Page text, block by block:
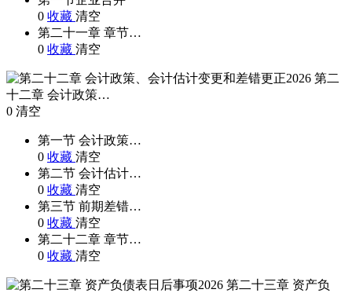
0 收藏 清空
第二十一章 章节…
0 收藏 清空
第二
十二章 会计政策…
0 清空
第一节 会计政策…
0 收藏 清空
第二节 会计估计…
0 收藏 清空
第三节 前期差错…
0 收藏 清空
第二十二章 章节…
0 收藏 清空
第二十三章 资产负